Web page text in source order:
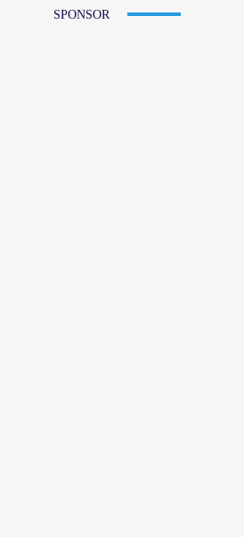
SPONSOR